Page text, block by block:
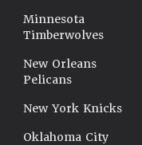
Minnesota
Timberwolves
New Orleans
Pelicans
New York Knicks
Oklahoma City